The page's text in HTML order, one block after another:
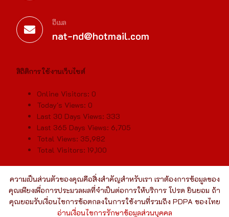
ความเป็นส่วนตัวของคุณคือสิ่งสำคัญสำหรับเรา เราต้องการข้อมูลของ
คุณเพียงเพื่อการประมวลผลที่จำเป็นต่อการให้บริการ โปรด ยินยอม ถ้า
คุณยอมรับเงื่อนไขการข้อตกลงในการใช้งานที่รวมถึง PDPA ของไทย
อ่านเงื่อนไขการรักษาข้อมูลส่วนบุคคล
อีเมล
nat-nd@hotmail.com
สิถิติการใช้งานเว็บไซต์
Online Visitors: 0
Today's Views: 0
Last 30 Days Views: 333
Last 365 Days Views: 6,705
Total Views: 35,982
Total Visitors:19,100